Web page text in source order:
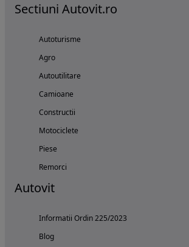
Sectiuni Autovit.ro
Autoturisme
Agro
Autoutilitare
Camioane
Constructii
Motociclete
Piese
Remorci
Autovit
Informatii Ordin 225/2023
Blog